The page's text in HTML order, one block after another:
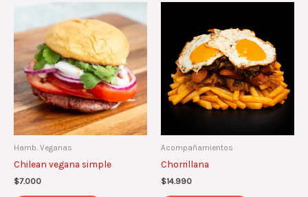
Hamb. Veganas
Chilean vegana simple
$7.000
Acompañamientos
Chorrillana
$14.990